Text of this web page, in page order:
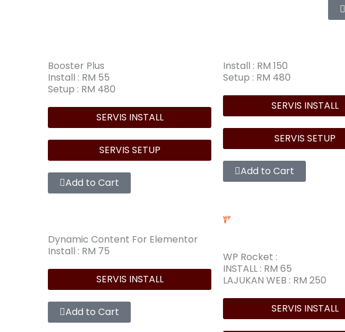
Booster Plus
Install : RM 55
Setup : RM 480
SERVIS INSTALL
SERVIS SETUP
Add to Cart
Install : RM 150
Setup : RM 480
SERVIS INSTALL
SERVIS SETUP
Add to Cart
Dynamic Content For Elementor
Install : RM 75
SERVIS INSTALL
Add to Cart
WP Rocket :
INSTALL : RM 65
LAJUKAN WEB : RM 250
SERVIS INSTALL